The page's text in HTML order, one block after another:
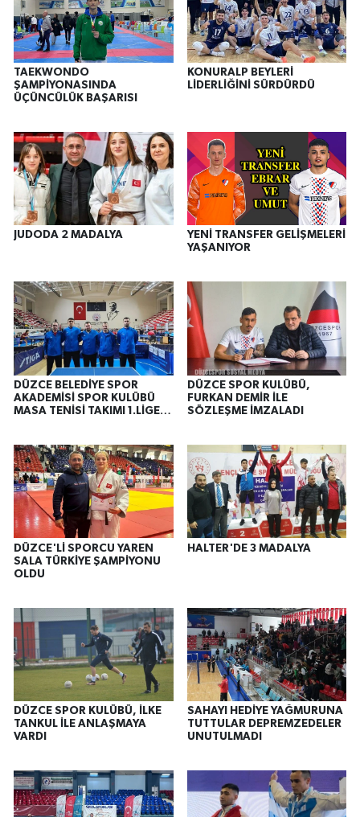
TAEKWONDO
ŞAMPİYONASINDA
ÜÇÜNCÜLÜK BAŞARISI
KONURALP BEYLERİ
LİDERLİĞİNİ SÜRDÜRDÜ
JUDODA 2 MADALYA
YENİ TRANSFER GELİŞMELERİ
YAŞANIYOR
DÜZCE BELEDİYE SPOR
AKADEMİSİ SPOR KULÜBÜ
MASA TENİSİ TAKIMI 1.LİGE
DÜZCE SPOR KULÜBÜ,
FURKAN DEMİR İLE
SÖZLEŞME İMZALADI
DÜZCE'Lİ SPORCU YAREN
SALA TÜRKİYE ŞAMPİYONU
OLDU
HALTER'DE 3 MADALYA
DÜZCE SPOR KULÜBÜ, İLKE
TANKUL İLE ANLAŞMAYA
VARDI
SAHAYI HEDİYE YAĞMURUNA
TUTTULAR DEPREMZEDELER
UNUTULMADI